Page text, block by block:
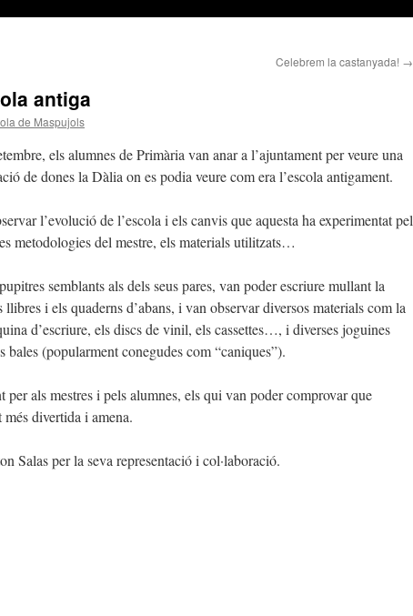
Celebrem la castanyada! →
antiga
de Maspujols
els alumnes de Primària van anar a l’ajuntament per veure una
de dones la Dàlia on es podia veure com era l’escola antigament.
l’evolució de l’escola i els canvis que aquesta ha experimentat pel
metodologies del mestre, els materials utilitzats…
semblants als dels seus pares, van poder escriure mullant la
i els quaderns d’abans, i van observar diversos materials com la
d’escriure, els discs de vinil, els cassettes…, i diverses joguines
bales (popularment conegudes com “caniques”).
per als mestres i pels alumnes, els qui van poder comprovar que
divertida i amena.
Salas per la seva representació i col·laboració.